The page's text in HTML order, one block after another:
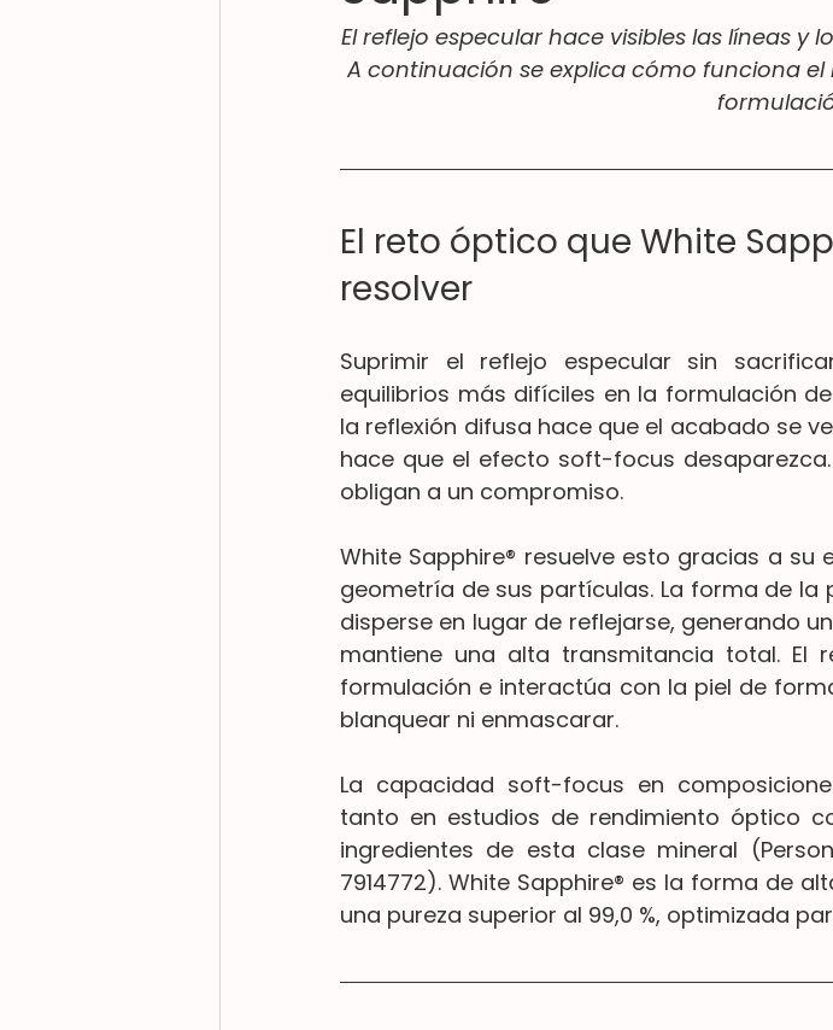
El reflejo especular hace visibles las líneas y
A continuación se explica cómo funciona
El reto óptico que White
resolver
Suprimir el reflejo especular sin
equilibrios más difíciles en la formulación
la reflexión difusa hace que el acabado se
hace que el efecto soft-focus
obligan a un compromiso.
White Sapphire® resuelve esto gracias a
geometría de sus partículas. La forma de la
disperse en lugar de reflejarse, generando
mantiene una alta transmitancia total. El
formulación e interactúa con la piel de
blanquear ni enmascarar.
La capacidad soft-focus en
tanto en estudios de rendimiento óptico
ingredientes de esta clase mineral
7914772). White Sapphire® es la forma de
una pureza superior al 99,0 %, optimizada